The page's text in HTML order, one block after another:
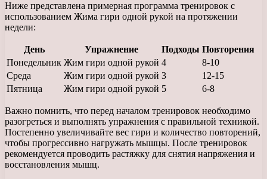
Ниже представлена примерная программа тренировок с
использованием Жима гири одной рукой на протяжении
недели:
День Упражнение Подходы Повторения
Понедельник Жим гири одной рукой 4
8-10
Среда
Жим гири одной рукой 3
12-15
Пятница
Жим гири одной рукой 5 6-8
Важно помнить, что перед началом тренировок необходимо
разогреться и выполнять упражнения с правильной техникой.
Постепенно увеличивайте вес гири и количество повторений,
чтобы прогрессивно нагружать мышцы. После тренировок
рекомендуется проводить растяжку для снятия напряжения и
восстановления мышц.